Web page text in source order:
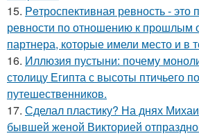
15. Peтроспективная ревность - это
ревности по отношению к прошлым
партнера, которые имели место и в
16. Иллюзия пустыни: почему
столицу Египта с высоты птичьего
путешественников.
17. Сделал пластику? На днях
бывшей женой Викторией